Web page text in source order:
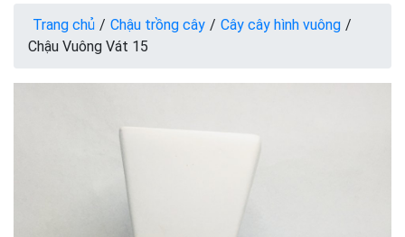
Trang chủ / Chậu trồng cây / Cây cây hình vuông /
Chậu Vuông Vát 15